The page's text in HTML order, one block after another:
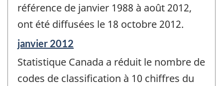
référence de janvier 1988 à août 2012,
ont été diffusées le 18 octobre 2012.
Période
référence
de
janvier 2012
Statistique Canada a réduit le nombre de
codes de classification à 10 chiffres du